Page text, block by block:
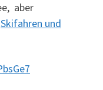
aber
Skifahren und